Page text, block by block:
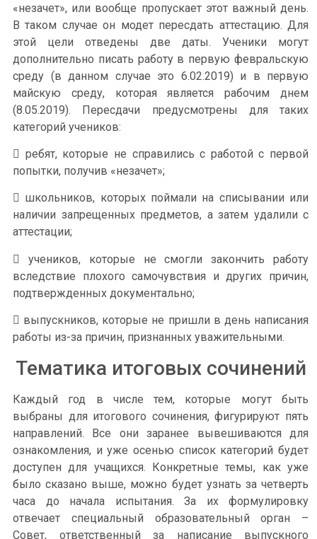
«незачет», или вообще пропускает этот важный день.
В таком случае он модет пересдать аттестацию. Для
этой цели отведены две даты. Ученики могут
дополнительно писать работу в первую февральскую
среду (в данном случае это 6.02.2019) и в первую
майскую среду, которая является рабочим днем
(8.05.2019). Пересдачи предусмотрены для таких
категорий учеников:
 ребят, которые не справились с работой с первой
попытки, получив «незачет»;
 школьников, которых поймали на списывании или
наличии запрещенных предметов, а затем удалили с
аттестации;
 учеников, которые не смогли закончить работу
вследствие плохого самочувствия и других причин,
подтвержденных документально;
 выпускников, которые не пришли в день написания
работы из-за причин, признанных уважительными.
Тематика итоговых сочинений
Каждый год в числе тем, которые могут быть
выбраны для итогового сочинения, фигурируют пять
направлений. Все они заранее вывешиваются для
ознакомления, и уже осенью список категорий будет
доступен для учащихся. Конкретные темы, как уже
было сказано выше, можно будет узнать за четверть
часа до начала испытания. За их формулировку
отвечает специальный образовательный орган –
Совет, ответственный за написание выпускного